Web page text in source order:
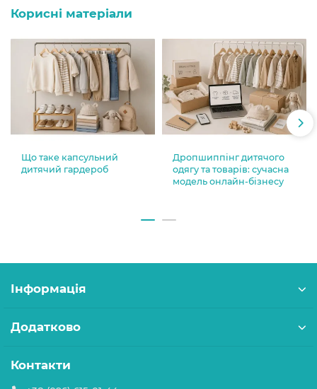
Корисні матеріали
Що таке капсульний
дитячий гардероб
Дропшиппінг дитячого
одягу та товарів: сучасна
модель онлайн-бізнесу
Інформація
Додатково
Контакти